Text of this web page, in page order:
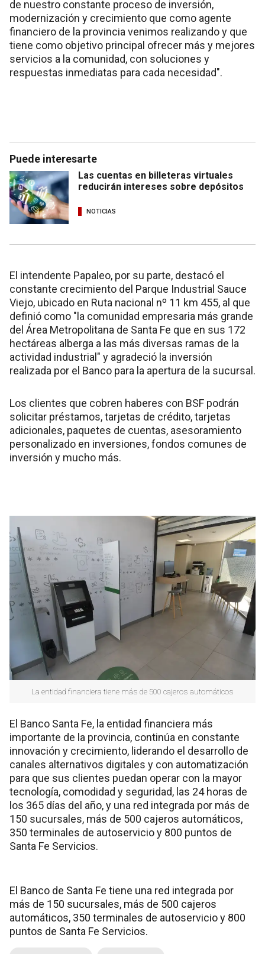
de nuestro constante proceso de inversión,
modernización y crecimiento que como agente
financiero de la provincia venimos realizando y que
tiene como objetivo principal ofrecer más y mejores
servicios a la comunidad, con soluciones y
respuestas inmediatas para cada necesidad".
Puede interesarte
Las cuentas en billeteras virtuales
reducirán intereses sobre depósitos
NOTICIAS
El intendente Papaleo, por su parte, destacó el
constante crecimiento del Parque Industrial Sauce
Viejo, ubicado en Ruta nacional nº 11 km 455, al que
definió como "la comunidad empresaria más grande
del Área Metropolitana de Santa Fe que en sus 172
hectáreas alberga a las más diversas ramas de la
actividad industrial" y agradeció la inversión
realizada por el Banco para la apertura de la sucursal.
Los clientes que cobren haberes con BSF podrán
solicitar préstamos, tarjetas de crédito, tarjetas
adicionales, paquetes de cuentas, asesoramiento
personalizado en inversiones, fondos comunes de
inversión y mucho más.
La entidad financiera tiene más de 500 cajeros automáticos
El Banco Santa Fe, la entidad financiera más
importante de la provincia, continúa en constante
innovación y crecimiento, liderando el desarrollo de
canales alternativos digitales y con automatización
para que sus clientes puedan operar con la mayor
tecnología, comodidad y seguridad, las 24 horas de
los 365 días del año, y una red integrada por más de
150 sucursales, más de 500 cajeros automáticos,
350 terminales de autoservicio y 800 puntos de
Santa Fe Servicios.
El Banco de Santa Fe tiene una red integrada por
más de 150 sucursales, más de 500 cajeros
automáticos, 350 terminales de autoservicio y 800
puntos de Santa Fe Servicios.